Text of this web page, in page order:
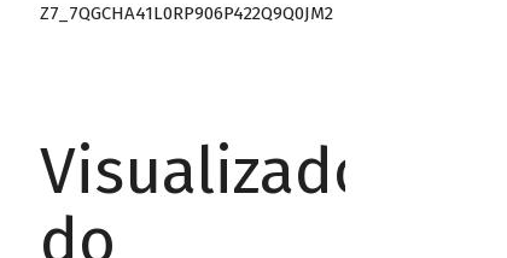
Z7_7QGCHA41L0RP906P422Q9Q0JM2
Visualizador
do